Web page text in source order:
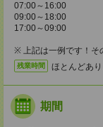
07:00～16:00
09:00～18:00
17:00～09:00
※ 上記は一例です！そ
残業時間 ほとんどあり
期間